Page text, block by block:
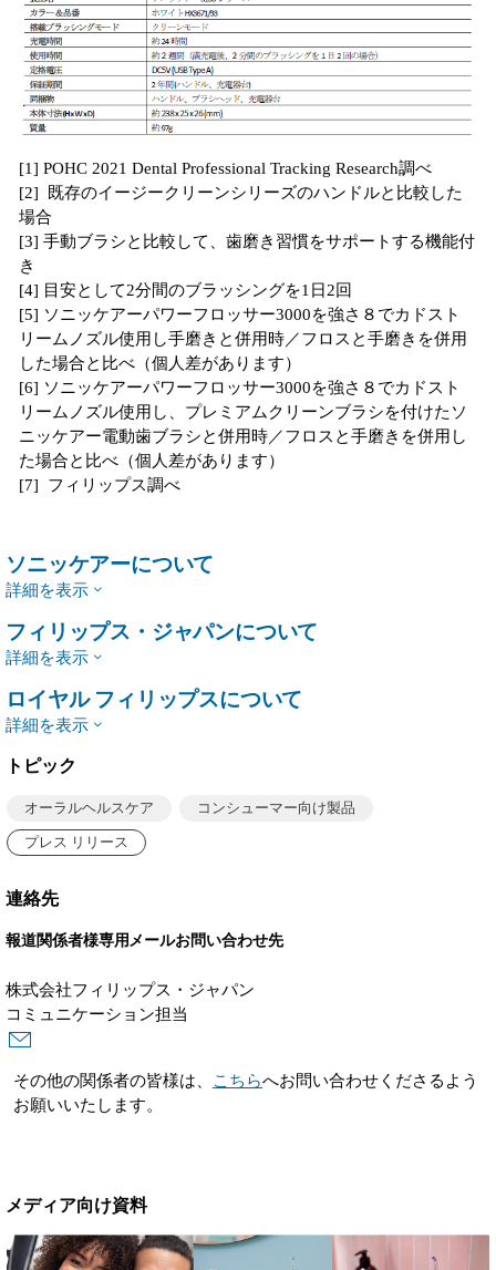
[1] POHC 2021 Dental Professional Tracking Research調べ
[2] 既存のイージークリーンシリーズのハンドルと比較した
場合
[3] 手動ブラシと比較して、歯磨き習慣をサポートする機能付
き
[4] 目安として2分間のブラッシングを1日2回
[5] ソニッケアーパワーフロッサー3000を強さ８でカドスト
リームノズル使用し手磨きと併用時／フロスと手磨きを併用
した場合と比べ（個人差があります）
[6] ソニッケアーパワーフロッサー3000を強さ８でカドスト
リームノズル使用し、プレミアムクリーンブラシを付けたソ
ニッケアー電動歯ブラシと併用時／フロスと手磨きを併用し
た場合と比べ（個人差があります）
[7] フィリップス調べ
ソニッケアーについて
詳細を表示
フィリップス・ジャパンについて
詳細を表示
ロイヤル フィリップスについて
詳細を表示
トピック
オーラルヘルスケア コンシューマー向け製品
プレス リリース
連絡先
報道関係者様専用メールお問い合わせ先
株式会社フィリップス・ジャパン
コミュニケーション担当
その他の関係者の皆様は、 こちらへお問い合わせくださるよう
お願いいたします。
メディア向け資料